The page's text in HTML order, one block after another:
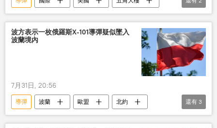
儲備
資金
波方表示一枚俄羅斯Х-101導彈疑似墜入
波蘭境內
7月31日, 20:56
導彈 波蘭 歐盟
北約
烏克蘭
俄羅斯 國際
還有 3